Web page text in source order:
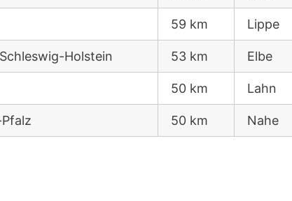
59 km Lippe
Holstein 53 km Elbe
50 km Lahn
50 km Nahe